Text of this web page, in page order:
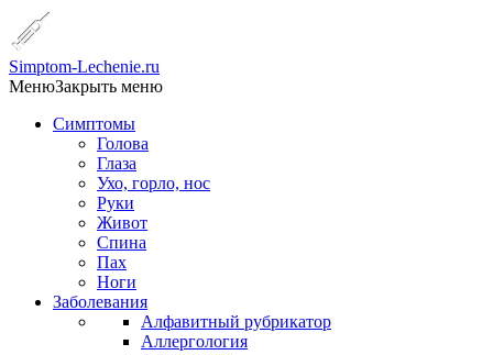
Simptom-Lechenie.ru
МенюЗакрыть меню
Симптомы
Голова
Глаза
Ухо, горло, нос
Руки
Живот
Спина
Пах
Ноги
Заболевания
Алфавитный рубрикатор
Аллергология